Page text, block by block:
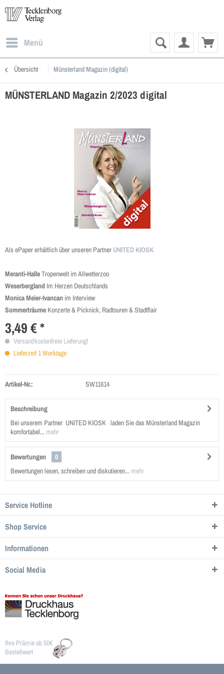
Menü
Übersicht Münsterland Magazin (digital)
MÜNSTERLAND Magazin 2/2023 digital
Als ePaper erhältlich über unseren Partner UNITED KIOSK
Meranti-HalleTropenwelt im Allwetterzoo
Weserbergland Im Herzen Deutschlands
Monica Meier-Ivancan im Interview
Sommerträume Konzerte & Picknick, Radtouren & Stadtflair
3,49 € *
Versandkostenfreie Lieferung!
Lieferzeit 1 Werktage
Artikel-Nr.: SW11614
Beschreibung
Bei unserem Partner UNITED KIOSK laden Sie das Münsterland Magazin
komfortabel... mehr
Bewertungen
0
Bewertungen lesen, schreiben und diskutieren... mehr
Service Hotline
Shop Service
Informationen
Social Media
Ihre Prämie ab 50€
Bestellwert